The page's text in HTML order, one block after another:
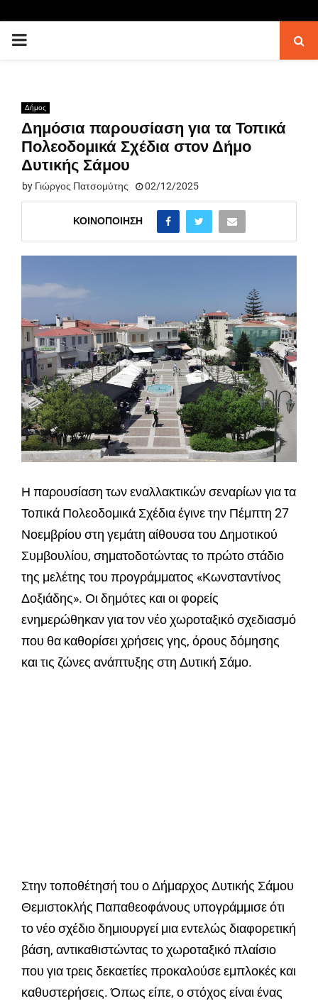
PRIMARY
Δήμος
Δημόσια παρουσίαση για τα Τοπικά
Πολεοδομικά Σχέδια στον Δήμο
Δυτικής Σάμου
by Γιώργος Πατσομύτης 02/12/2025
ΚΟΙΝΟΠΟΊΗΣΗ
Η παρουσίαση των εναλλακτικών σεναρίων για τα
Τοπικά Πολεοδομικά Σχέδια έγινε την Πέμπτη 27
Νοεμβρίου στη γεμάτη αίθουσα του Δημοτικού
Συμβουλίου, σηματοδοτώντας το πρώτο στάδιο
της μελέτης του προγράμματος «Κωνσταντίνος
Δοξιάδης». Οι δημότες και οι φορείς
ενημερώθηκαν για τον νέο χωροταξικό σχεδιασμό
που θα καθορίσει χρήσεις γης, όρους δόμησης
και τις ζώνες ανάπτυξης στη Δυτική Σάμο.
Στην τοποθέτησή του ο Δήμαρχος Δυτικής Σάμου
Θεμιστοκλής Παπαθεοφάνους υπογράμμισε ότι
το νέο σχέδιο δημιουργεί μια εντελώς διαφορετική
βάση, αντικαθιστώντας το χωροταξικό πλαίσιο
που για τρεις δεκαετίες προκαλούσε εμπλοκές και
καθυστερήσεις. Όπως είπε, ο στόχος είναι ένας